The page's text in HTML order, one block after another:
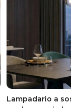
Lampadario a